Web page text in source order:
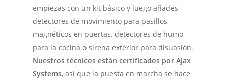
empiezas con un kit básico y luego añades
detectores de movimiento para pasillos,
magnéticos en puertas, detectores de humo
para la cocina o sirena exterior para disuasión.
Nuestros técnicos están certificados por Ajax
Systems, así que la puesta en marcha se hace